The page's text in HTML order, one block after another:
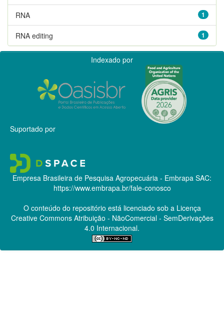
1
RNA
1
RNA editing
Indexado por
Suportado por
Empresa Brasileira de Pesquisa Agropecuária - Embrapa SAC:
https://www.embrapa.br/fale-conosco
O conteúdo do repositório está licenciado sob a Licença
Creative CommonsAtribuição - NãoComercial - SemDerivações
4.0 Internacional.